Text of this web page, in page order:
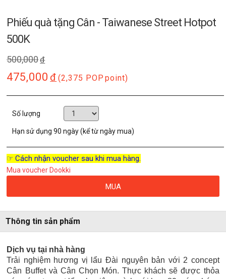
Phiếu quà tặng Cân - Taiwanese Street Hotpot
500K
500,000đ
475,000 đ (2,375 POP point)
Số lượng
Hạn sử dụng90 ngày (kể từ ngày mua)
☞ Cách nhận voucher sau khi mua hàng.
Mua voucher Dookki
MUA
Thông tin sản phẩm
Dịch vụ tại nhà hàng
Trải nghiệm hương vị lẩu Đài nguyên bản với 2 concept
Cân Buffet và Cân Chọn Món. Thực khách sẽ được thỏa